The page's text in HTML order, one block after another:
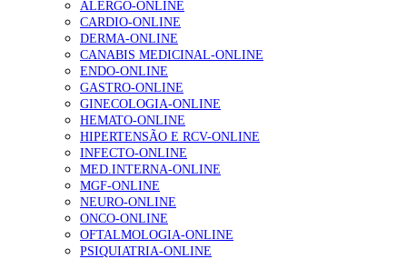
Enfermagem Forense. “Da urgência ao tribunal, cada
gesto conta e cada profissional faz a diferença”
202 visualizações
Alguns milhares de utentes podem ficar sem médico de
família com nova regras do registo, alerta associação
175 visualizações
Quase quatro em cada dez doentes com enfarte
apresentavam níveis elevados de Lp(a), revela estudo
86 visualizações
ALERGO-ONLINE
CARDIO-ONLINE
DERMA-ONLINE
CANABIS MEDICINAL-ONLINE
ENDO-ONLINE
GASTRO-ONLINE
GINECOLOGIA-ONLINE
HEMATO-ONLINE
HIPERTENSÃO E RCV-ONLINE
INFECTO-ONLINE
MED.INTERNA-ONLINE
MGF-ONLINE
NEURO-ONLINE
ONCO-ONLINE
OFTALMOLOGIA-ONLINE
PSIQUIATRIA-ONLINE